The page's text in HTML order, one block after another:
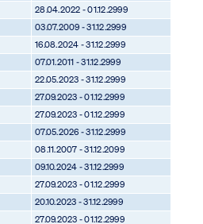
28.04.2022 - 01.12.2999
03.07.2009 - 31.12.2999
16.08.2024 - 31.12.2999
07.01.2011 - 31.12.2999
22.05.2023 - 31.12.2999
27.09.2023 - 01.12.2999
27.09.2023 - 01.12.2999
07.05.2026 - 31.12.2999
08.11.2007 - 31.12.2099
09.10.2024 - 31.12.2999
27.09.2023 - 01.12.2999
20.10.2023 - 31.12.2999
27.09.2023 - 01.12.2999